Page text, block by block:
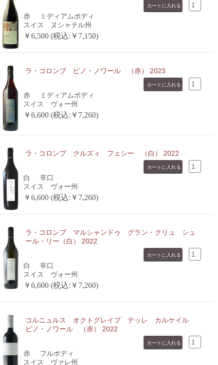
赤
ミディアムボディ
スイス ヌシャテル州
￥6,500 (税込:￥7,150)
ラ・コロンブ ピノ・ノワール （赤） 2023
赤
ミディアムボディ
スイス ヴォー州
￥6,600 (税込:￥7,260)
ラ・コロンブ クルズィ フェシー （白） 2022
白
辛口
スイス ヴォー州
￥6,600 (税込:￥7,260)
ラ・コロンブ マルシャンドゥ グラン・クリュ シュ
ール・リー（白） 2022
白
辛口
スイス ヴォー州
￥6,600 (税込:￥7,260)
コルニュルス オクトグレイブ テッレ カルケイル
ピノ・ノワール （赤） 2022
赤
フルボディ
スイス ヴァレ州